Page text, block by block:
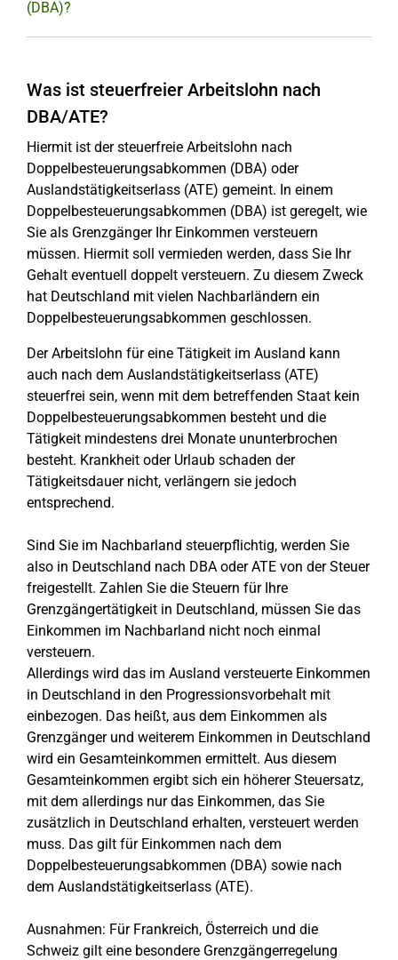
(DBA)?
Was ist steuerfreier Arbeitslohn nach
DBA/ATE?
Hiermit ist der steuerfreie Arbeitslohn nach
Doppelbesteuerungsabkommen (DBA) oder
Auslandstätigkeitserlass (ATE) gemeint. In einem
Doppelbesteuerungsabkommen (DBA) ist geregelt, wie
Sie als Grenzgänger Ihr Einkommen versteuern
müssen. Hiermit soll vermieden werden, dass Sie Ihr
Gehalt eventuell doppelt versteuern. Zu diesem Zweck
hat Deutschland mit vielen Nachbarländern ein
Doppelbesteuerungsabkommen geschlossen.
Der Arbeitslohn für eine Tätigkeit im Ausland kann
auch nach dem Auslandstätigkeitserlass (ATE)
steuerfrei sein, wenn mit dem betreffenden Staat kein
Doppelbesteuerungsabkommen besteht und die
Tätigkeit mindestens drei Monate ununterbrochen
besteht. Krankheit oder Urlaub schaden der
Tätigkeitsdauer nicht, verlängern sie jedoch
entsprechend.
Sind Sie im Nachbarland steuerpflichtig, werden Sie
also in Deutschland nach DBA oder ATE von der Steuer
freigestellt. Zahlen Sie die Steuern für Ihre
Grenzgängertätigkeit in Deutschland, müssen Sie das
Einkommen im Nachbarland nicht noch einmal
versteuern.
Allerdings wird das im Ausland versteuerte Einkommen
in Deutschland in den Progressionsvorbehalt mit
einbezogen. Das heißt, aus dem Einkommen als
Grenzgänger und weiterem Einkommen in Deutschland
wird ein Gesamteinkommen ermittelt. Aus diesem
Gesamteinkommen ergibt sich ein höherer Steuersatz,
mit dem allerdings nur das Einkommen, das Sie
zusätzlich in Deutschland erhalten, versteuert werden
muss. Das gilt für Einkommen nach dem
Doppelbesteuerungsabkommen (DBA) sowie nach
dem Auslandstätigkeitserlass (ATE).
Ausnahmen: Für Frankreich, Österreich und die
Schweiz gilt eine besondere Grenzgängerregelung